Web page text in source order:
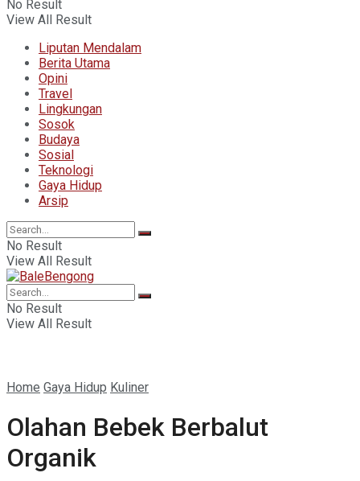
No Result
View All Result
Liputan Mendalam
Berita Utama
Opini
Travel
Lingkungan
Sosok
Budaya
Sosial
Teknologi
Gaya Hidup
Arsip
No Result
View All Result
No Result
View All Result
Home Gaya Hidup Kuliner
Olahan Bebek Berbalut
Organik